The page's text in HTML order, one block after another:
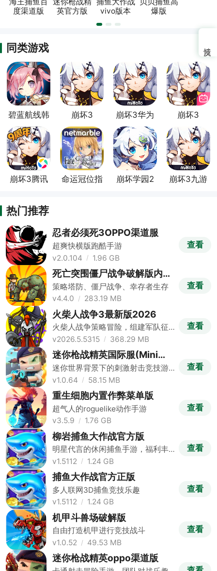
度渠道版
英官方版
vivo版本
爆版
同类游戏
碧蓝航线韩
崩坏3
服
崩坏3华为
崩坏3
服
崩坏3腾讯
命运冠位指
崩坏学园2
崩坏3九游
热门推荐
忍者必须死3OPPO渠道服
超爽快横版跑酷手游
v2.0.104
1.96 GB
查看
死亡突围僵尸战争破解版内置
修改器版
策略塔防、僵尸战争、幸存者生存
v4.4.0
283.19 MB
查看
火柴人战争3最新版2026
火柴人战争策略冒险，组建军队征
战
v2026.5.5315 368.29 MB
查看
迷你枪战精英国际服(Mini
World Royale)
迷你世界背景下的刺激射击竞技游
戏
v1.0.64 58.15 MB
查看
重生细胞内置作弊菜单版
超气人的roguelike动作手游
v3.5.9
1.76 GB
查看
柳岩捕鱼大作战官方版
明星代言的休闲捕鱼手游，福利丰
富
v1.5112 1.24 GB
查看
捕鱼大作战官方正版
多人联网3D捕鱼竞技乐趣
v1.5112
1.24 GB
查看
机甲斗兽场破解版
自由打造机甲进行竞技战斗
v1.0.52
49.53 MB
查看
迷你枪战精英oppo渠道版